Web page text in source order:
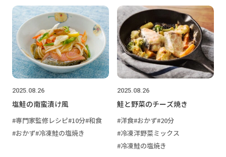
2025.08.26
塩鮭の南蛮漬け風
専門家監修レシピ 10分 和食
おかず 冷凍鮭の塩焼き
2025.08.26
鮭と野菜のチーズ焼き
洋食 おかず 20分
冷凍洋野菜ミックス
冷凍鮭の塩焼き